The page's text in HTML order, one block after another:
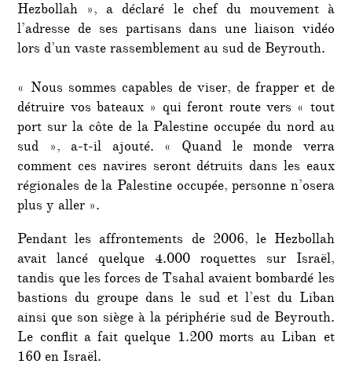
Hezbollah », a déclaré le chef du mouvement à
l’adresse de ses partisans dans une liaison vidéo
lors d’un vaste rassemblement au sud de Beyrouth.
« Nous sommes capables de viser, de frapper et de
détruire vos bateaux » qui feront route vers « tout
port sur la côte de la Palestine occupée du nord au
sud », a-t-il ajouté. « Quand le monde verra
comment ces navires seront détruits dans les eaux
régionales de la Palestine occupée, personne n’osera
plus y aller ».
Pendant les affrontements de 2006, le Hezbollah
avait lancé quelque 4.000 roquettes sur Israël,
tandis que les forces de Tsahal avaient bombardé les
bastions du groupe dans le sud et l’est du Liban
ainsi que son siège à la périphérie sud de Beyrouth.
Le conflit a fait quelque 1.200 morts au Liban et
160 en Israël.